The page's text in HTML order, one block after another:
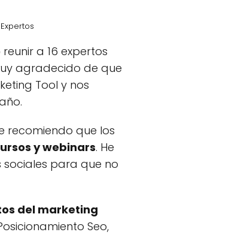
a 16 expertos
agradecido de que
Tool y nos
recomiendo que los
y webinars. He
sociales para que no
del marketing
Seo,